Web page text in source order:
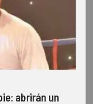
abrirán un